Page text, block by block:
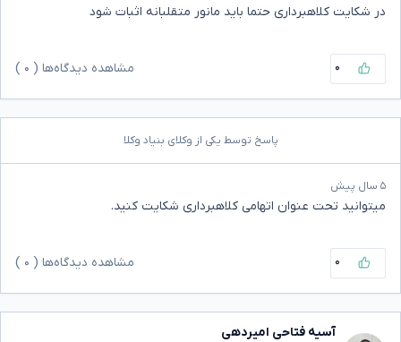
در شکایت کلاهبرداری حتما باید مانور متقلبانه اثبات شود
۰ مشاهده دیدگاه‌ها ( ۰
پاسخ توسط یکی از وکلای بنیاد وکلا
۵ سال پیش
میتوانید تحت عنوان اتهامی کلاهبرداری شکایت کنید.
۰ مشاهده دیدگاه‌ها ( ۰
آسیه فتاحی امیردهی